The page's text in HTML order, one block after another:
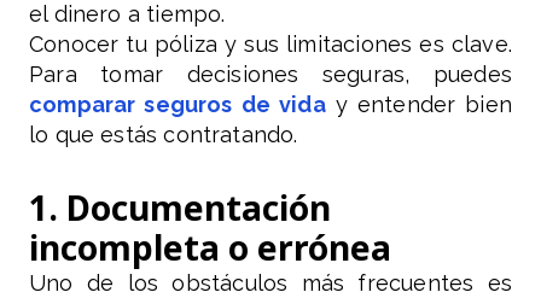
el dinero a tiempo.
Conocer tu póliza y sus limitaciones es clave.
Para tomar decisiones seguras, puedes
comparar seguros de viday entender bien
lo que estás contratando.
1. Documentación
incompleta o errónea
Uno de los obstáculos más frecuentes es